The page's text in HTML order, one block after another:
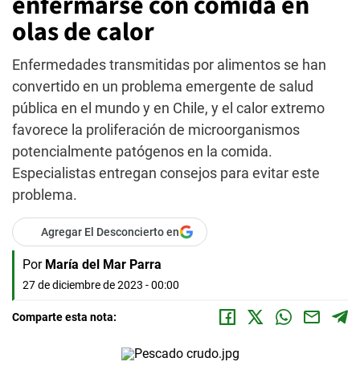
olas de calor
Enfermedades transmitidas por alimentos se han
convertido en un problema emergente de salud
pública en el mundo y en Chile, y el calor extremo
favorece la proliferación de microorganismos
potencialmente patógenos en la comida.
Especialistas entregan consejos para evitar este
problema.
Agregar El Desconcierto en
Por María del Mar Parra
27 de diciembre de 2023 - 00:00
Comparte esta nota: